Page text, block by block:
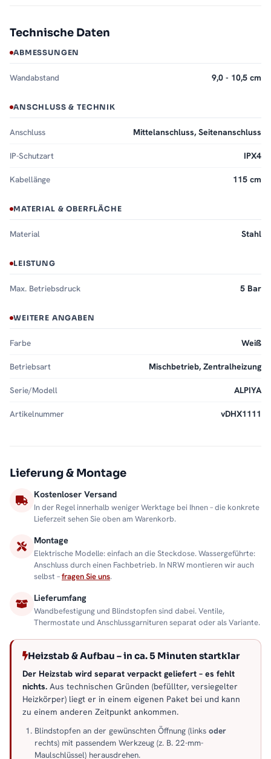
Technische Daten
ABMESSUNGEN
Wandabstand 9,0 - 10,5 cm
ANSCHLUSS & TECHNIK
Anschluss Mittelanschluss, Seitenanschluss
IP-Schutzart IPX4
Kabellänge 115 cm
MATERIAL & OBERFLÄCHE
Material Stahl
LEISTUNG
Max. Betriebsdruck 5 Bar
WEITERE ANGABEN
Farbe Weiß
Betriebsart Mischbetrieb, Zentralheizung
Serie/Modell ALPIYA
Artikelnummer vDHX1111
Lieferung & Montage
Kostenloser Versand
In der Regel innerhalb weniger Werktage bei Ihnen – die konkrete
Lieferzeit sehen Sie oben am Warenkorb.
Montage
Elektrische Modelle: einfach an die Steckdose. Wassergeführte:
Anschluss durch einen Fachbetrieb. In NRW montieren wir auch
selbst –fragen Sie uns.
Lieferumfang
Wandbefestigung und Blindstopfen sind dabei. Ventile,
Thermostate und Anschlussgarnituren separat oder als Variante.
Heizstab & Aufbau – in ca. 5 Minuten startklar
Der Heizstab wird separat verpackt geliefert – es fehlt
nichts. Aus technischen Gründen (befüllter, versiegelter
Heizkörper) liegt er in einem eigenen Paket bei und kann
zu einem anderen Zeitpunkt ankommen.
Blindstopfen an der gewünschten Öffnung (links oder
rechts) mit passendem Werkzeug (z. B. 22-mm-
Maulschlüssel) herausdrehen.